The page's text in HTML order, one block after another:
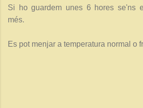
Si ho guardem unes 6 hores se'ns
més.
Es pot menjar a temperatura normal o